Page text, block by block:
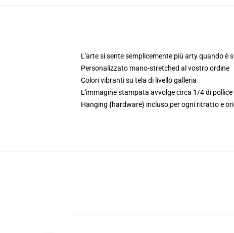
L'arte si sente semplicemente più arty quando è
Personalizzato mano-stretched al vostro ordine
Colori vibranti su tela di livello galleria
L'immagine stampata avvolge circa 1/4 di
Hanging {hardware} incluso per ogni ritratto e